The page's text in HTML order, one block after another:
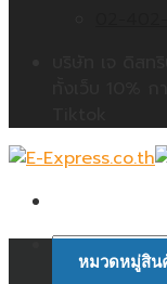
ค้นหา:หมวดหมู่สิน